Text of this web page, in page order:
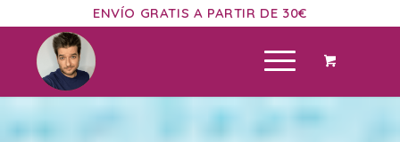
ENVÍO GRATIS A PARTIR DE 30€